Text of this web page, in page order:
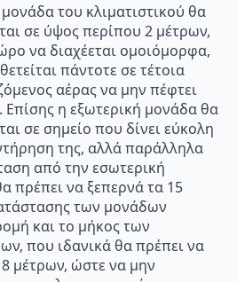
του κλιματιστικού θα
σε ύψος περίπου 2 μέτρων,
να διαχέεται ομοιόμορφα,
πάντοτε σε τέτοια
αέρας να μην πέφτει
η εξωτερική μονάδα θα
σε σημείο που δίνει εύκολη
της, αλλά παράλληλα
από την εσωτερική
πρέπει να ξεπερνά τα 15
των μονάδων
και το μήκος των
που ιδανικά θα πρέπει να
μέτρων, ώστε να μην